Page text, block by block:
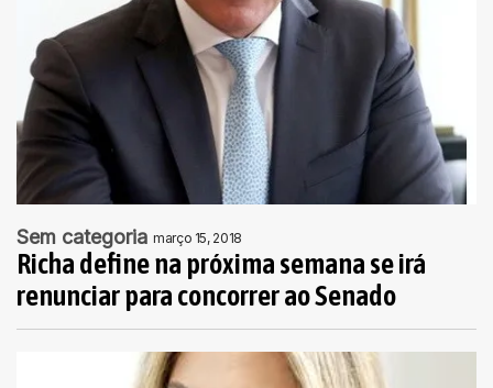
Sem categoria março 15, 2018
Richa define na próxima semana se irá
renunciar para concorrer ao Senado